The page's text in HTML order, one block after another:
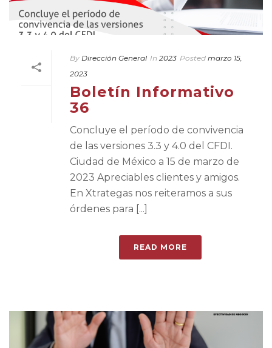
By Dirección General In 2023 Posted marzo 15,
2023
Boletín Informativo
36
Concluye el período de convivencia
de las versiones 3.3 y 4.0 del CFDI.
Ciudad de México a 15 de marzo de
2023 Apreciables clientes y amigos.
En Xtrategas nos reiteramos a sus
órdenes para [...]
READ MORE